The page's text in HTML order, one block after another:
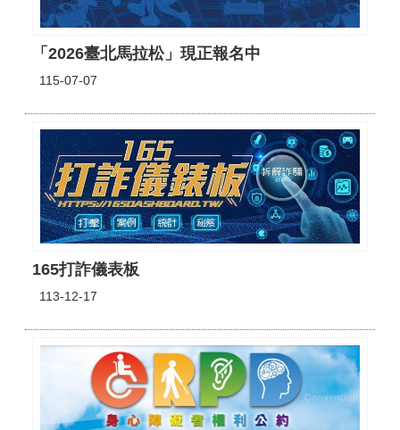
「2026臺北馬拉松」現正報名中
115-07-07
165打詐儀表板
113-12-17